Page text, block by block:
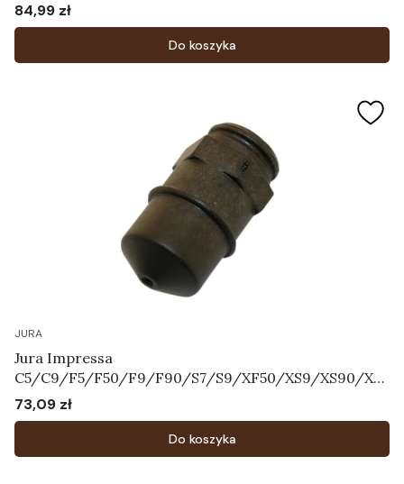
Cena
84,99 zł
Do koszyka
JURA
Jura Impressa
C5/C9/F5/F50/F9/F90/S7/S9/XF50/XS9/XS90/XS
95 - Dysza Pary Art.63354
Cena
73,09 zł
Do koszyka